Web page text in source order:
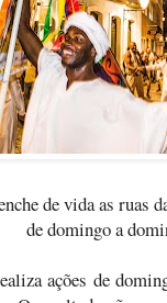
de vida as
de domingo a
ações de